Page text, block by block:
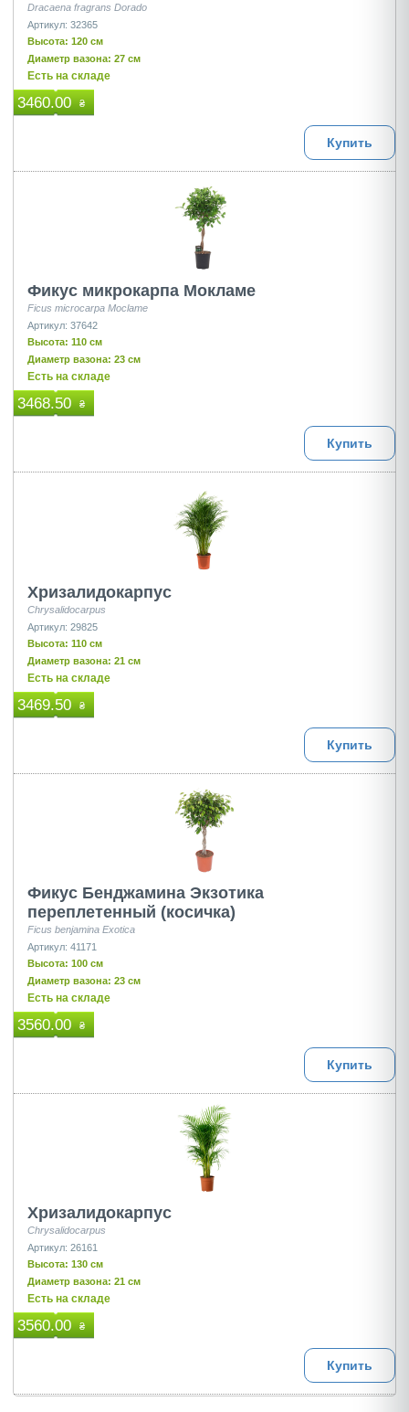
Dracaena fragrans Dorado
Артикул: 32365
Высота: 120 см
Диаметр вазона: 27 см
Есть на складе
3460.00 ₴
Купить
Фикус микрокарпа Мокламе
Ficus microcarpa Moclame
Артикул: 37642
Высота: 110 см
Диаметр вазона: 23 см
Есть на складе
3468.50 ₴
Купить
Хризалидокарпус
Chrysalidocarpus
Артикул: 29825
Высота: 110 см
Диаметр вазона: 21 см
Есть на складе
3469.50 ₴
Купить
Фикус Бенджамина Экзотика
переплетенный (косичка)
Ficus benjamina Exotica
Артикул: 41171
Высота: 100 см
Диаметр вазона: 23 см
Есть на складе
3560.00 ₴
Купить
Хризалидокарпус
Chrysalidocarpus
Артикул: 26161
Высота: 130 см
Диаметр вазона: 21 см
Есть на складе
3560.00 ₴
Купить